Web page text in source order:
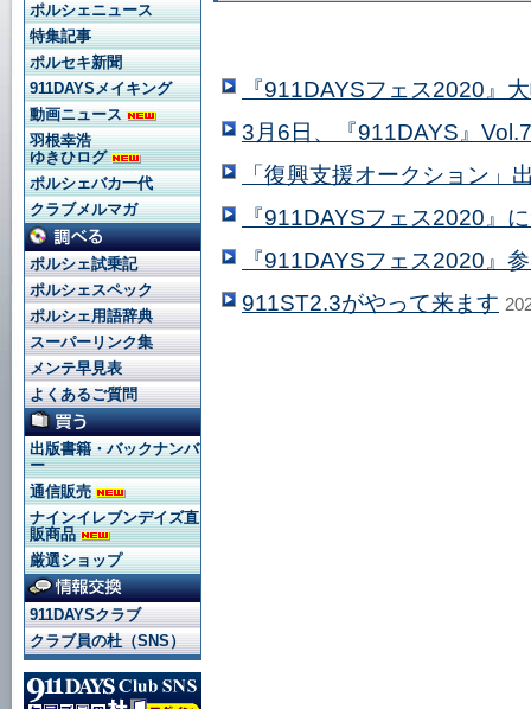
『911DAYSフェス2020』
3月6日、『911DAYS』
「復興支援オークション」
『911DAYSフェス2020』
『911DAYSフェス2020』
911ST2.3がやって来ます
ポルシェニュース
特集記事
ポルセキ新聞
911DAYSメイキング
動画ニュース
羽根幸浩
ゆきひログ
ポルシェバカ一代
クラブメルマガ
ポルシェ試乗記
ポルシェスペック
ポルシェ用語辞典
スーパーリンク集
メンテ早見表
よくあるご質問
出版書籍・バックナンバ
ー
通信販売
ナインイレブンデイズ直
販商品
厳選ショップ
911DAYSクラブ
クラブ員の杜（SNS）